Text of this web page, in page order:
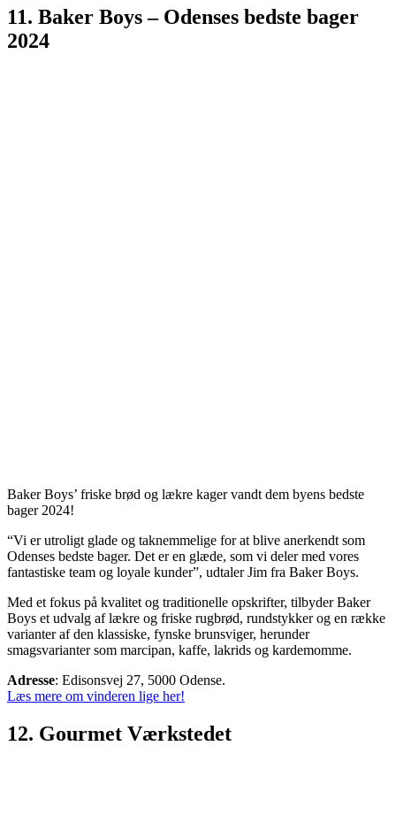
11. Baker Boys – Odenses bedste bager
2024
Baker Boys’ friske brød og lækre kager vandt dem byens bedste
bager 2024!
“Vi er utroligt glade og taknemmelige for at blive anerkendt som
Odenses bedste bager. Det er en glæde, som vi deler med vores
fantastiske team og loyale kunder”, udtaler Jim fra Baker Boys.
Med et fokus på kvalitet og traditionelle opskrifter, tilbyder Baker
Boys et udvalg af lækre og friske rugbrød, rundstykker og en række
varianter af den klassiske, fynske brunsviger, herunder
smagsvarianter som marcipan, kaffe, lakrids og kardemomme.
Adresse: Edisonsvej 27, 5000 Odense.
Læs mere om vinderen lige her!
12. Gourmet Værkstedet